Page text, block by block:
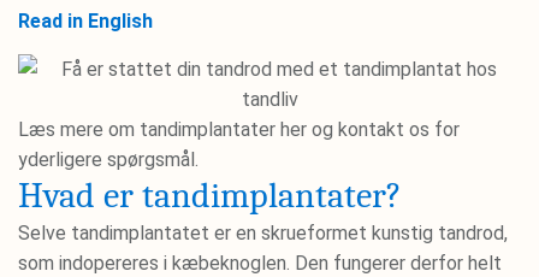
Read in English
Læs mere om tandimplantater her og kontakt os for
yderligere spørgsmål.
Hvad er tandimplantater?
Selve tandimplantatet er en skrueformet kunstig tandrod,
som indopereres i kæbeknoglen. Den fungerer derfor helt